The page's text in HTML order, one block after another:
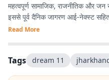
महत्वपूर्ण सामाजिक, राजनीतिक और जन
इससे पूर्व दैनिक जागरण आई-नेक्स्ट सहित
कार्य करने का अनुभव है.
Read More
Tags dream 11